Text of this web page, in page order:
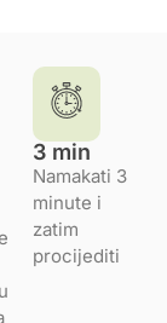
3 min
Namakati 3
minute i
zatim
procijediti